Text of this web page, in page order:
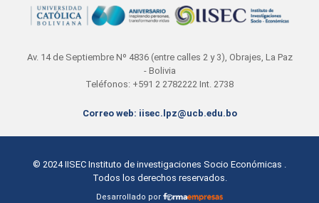
Av. 14 de Septiembre Nº 4836 (entre calles 2 y 3), Obrajes, La Paz
- Bolivia
Teléfonos: +591 2 2782222 Int. 2738
Correo web: iisec.lpz@ucb.edu.bo
© 2024IISEC Instituto de investigaciones Socio Económicas
Todos los derechos reservados.
Desarrollado por